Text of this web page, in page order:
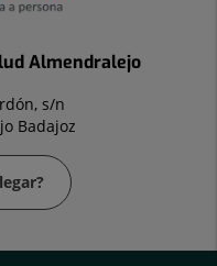
Almendralejo
s/n
Badajoz